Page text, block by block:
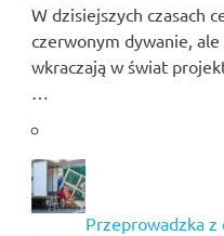
W dzisiejszych czasach
czerwonym dywanie,
wkraczają w świat
Przeprowadzka z